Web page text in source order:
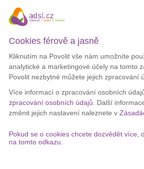
Společnost navíc nabídne také tvorbu studia
seriálSimpsonovi.
Mnoho nových filmů a
Disney+ má díky již existujícímu
Apple TV+, která se má spustit také na
V roce 2020 chce na originální tvorbu
dolarů(22,84 miliard korun) a mezi novými
Celkem se můžete těšit na čtyři nové seriály
Cookies férově a jasně
Kliknutím na Povolit vše nám umožníte
analytické a marketingové účely na tomto
Povolit nezbytné můžete jejich zpracování
Více informací o zpracování osobních
zpracování osobních údajů . Další
změnit jejich nastavení naleznete v
Pokud se o cookies chcete dozvědět více,
na tomto odkazu.